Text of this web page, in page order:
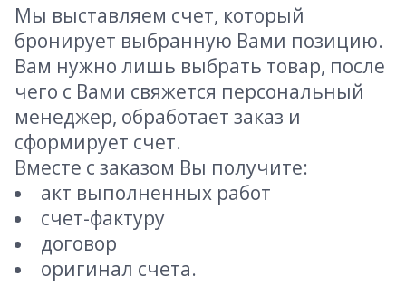
Мы выставляем счет, который
бронирует выбранную Вами позицию.
Вам нужно лишь выбрать товар, после
чего с Вами свяжется персональный
менеджер, обработает заказ и
сформирует счет.
Вместе с заказом Вы получите:
акт выполненных работ
счет-фактуру
договор
оригинал счета.